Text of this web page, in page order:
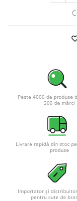
Sisteme
mica (rulota/
vacanta)
Statii de incarcare
Cabluri de incarcare
Prize de incarcare
Turbine eoliene
Acumulatori VRLA
Tractiune / LiFePo4
Peste 4000 de produse
300 de mărci
Livrare rapidă din stoc
produse
Importator și
pentru sute de